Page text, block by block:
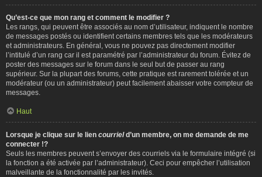
Qu’est-ce que mon rang et comment le modifier ?
Les rangs, qui peuvent être associés au nom d’utilisateur, indiquent le nombre
de messages postés ou identifient certains membres tels que les modérateurs
et administrateurs. En général, vous ne pouvez pas directement modifier
l’intitulé d’un rang car il est paramétré par l’administrateur du forum. Évitez de
poster des messages sur le forum dans le seul but de passer au rang
supérieur. Sur la plupart des forums, cette pratique est rarement tolérée et un
modérateur (ou un administrateur) peut facilement abaisser votre compteur de
messages.
Haut
Lorsque je clique sur le lien courrield’un membre, on me demande de me
connecter !?
Seuls les membres peuvent s’envoyer des courriels via le formulaire intégré (si
la fonction a été activée par l’administrateur). Ceci pour empêcher l’utilisation
malveillante de la fonctionnalité par les invités.